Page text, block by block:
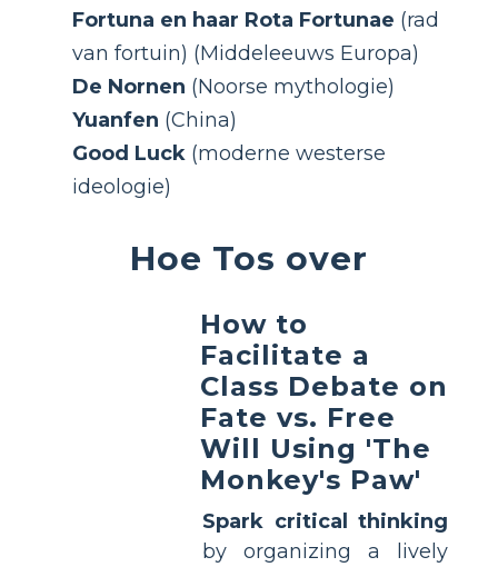
Fortuna en haar Rota Fortunae (rad
van fortuin) (Middeleeuws Europa)
De Nornen (Noorse mythologie)
Yuanfen (China)
Good Luck (moderne westerse
ideologie)
Hoe Tos over
How to
Facilitate a
Class Debate on
Fate vs. Free
Will Using 'The
Monkey's Paw'
Spark critical thinking
by organizing a lively